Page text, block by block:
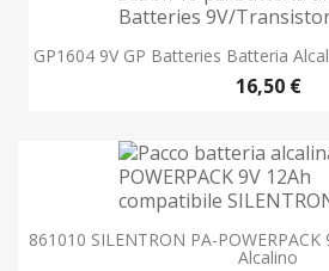
GP1604 9V GP Batteries Batteria
16,50 €
861010 SILENTRON PA-
Alcalino